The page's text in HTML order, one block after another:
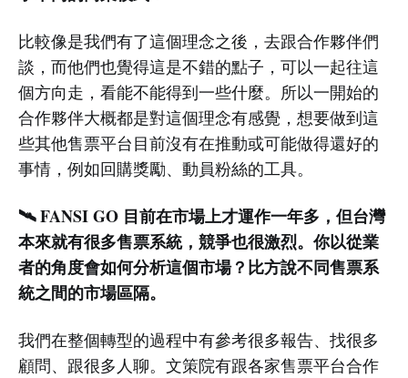
比較像是我們有了這個理念之後，去跟合作夥伴們
談，而他們也覺得這是不錯的點子，可以一起往這
個方向走，看能不能得到一些什麼。所以一開始的
合作夥伴大概都是對這個理念有感覺，想要做到這
些其他售票平台目前沒有在推動或可能做得還好的
事情，例如回購獎勵、動員粉絲的工具。
🛰️ FANSI GO 目前在市場上才運作一年多，但台灣
本來就有很多售票系統，競爭也很激烈。你以從業
者的角度會如何分析這個市場？比方說不同售票系
統之間的市場區隔。
我們在整個轉型的過程中有參考很多報告、找很多
顧問、跟很多人聊。文策院有跟各家售票平台合作